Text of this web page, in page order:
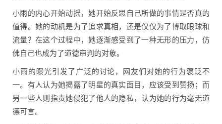
小雨的内心开始动摇，她开始反思自己所做的事情是否真的
值得。她的动机是为了追求真相，还是仅仅为了博取眼球和
流量？在这个过程中，她逐渐感受到了一种无形的压力，仿
佛自己也成为了道德审判的对象。
小雨的曝光引发了广泛的讨论，网友们对她的行为褒贬不
一。有人认为她揭露了明星的真实面目，应该受到赞扬；而
另一些人则指责她侵犯了他人的隐私，认为她的行为毫无道
德可言。